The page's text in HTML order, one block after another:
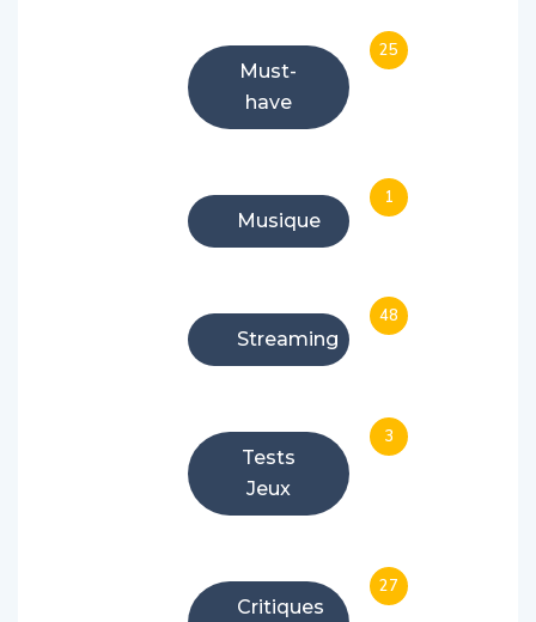
Must-
have
25
Musique
1
Streaming
48
Tests
Jeux
3
Critiques
27